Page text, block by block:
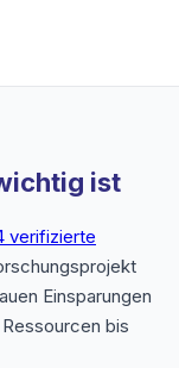
ist
verifizierte
Einsparungen
bis